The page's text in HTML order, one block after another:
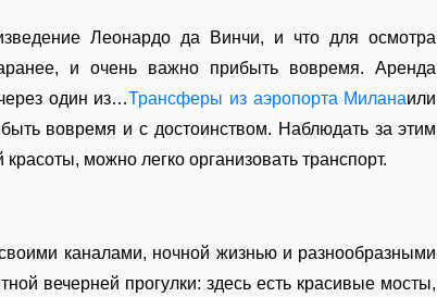
Леонардо да Винчи, и что для осмотра
и очень важно прибыть вовремя. Аренда
один из…Трансферы из аэропорта Миланаили
вовремя и с достоинством. Наблюдать за этим
можно легко организовать транспорт.
каналами, ночной жизнью и разнообразными
вечерней прогулки: здесь есть красивые мосты,